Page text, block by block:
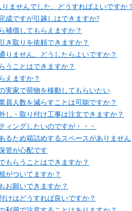
ませんでした。どうすればよいですか
成ですが引越しはできますか?
補償してもらえますか？
き取りを依頼できますか？
りません。どうしたらよいですか？
うことはできますか？
えますか？
実家で荷物を移動してもらいたい
員人数を減らすことは可能ですか？
し・取り付け工事は注文できますか？
ィングしたいのですが・・・
るため箱詰めするスペースがありません
管が心配です
もらうことはできますか？
がついてますか？
お願いできますか？
けはどうすれば良いですか？